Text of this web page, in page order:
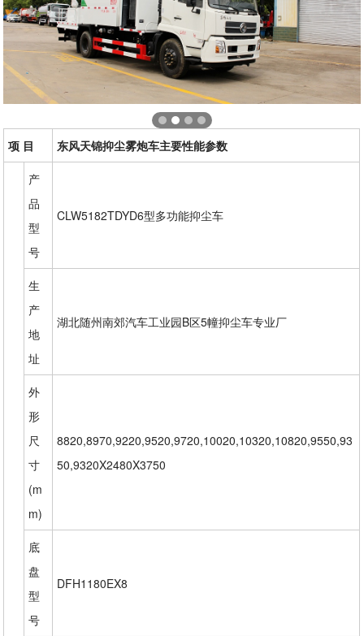
项 目 东风天锦抑尘雾炮车主要性能参数
产
品
型
号
CLW5182TDYD6型多功能抑尘车
生
产
地
址
湖北随州南郊汽车工业园B区5幢抑尘车专业厂
外
形
尺
寸
(m
m)
8820,8970,9220,9520,9720,10020,10320,10820,9550,93
50,9320X2480X3750
底
盘
型
号
DFH1180EX8